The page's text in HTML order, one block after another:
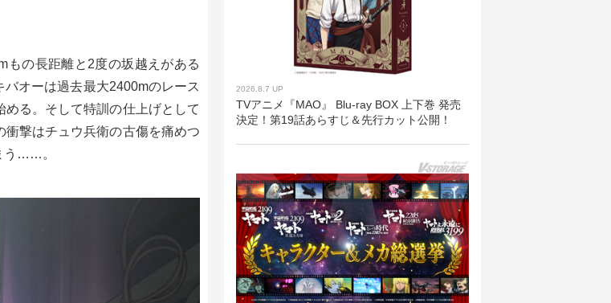
もの長距離と2度の坂越えがある
オーは過去最大2400mのレース
る。そして特訓の仕上げとして
撃はチュウ兵衛の古傷を痛めつ
う……。
2026.8.7 UP
TVアニメ『MAO』 Blu-ray BOX 上下巻 発売
決定！第19話あらすじ＆先行カット公開！